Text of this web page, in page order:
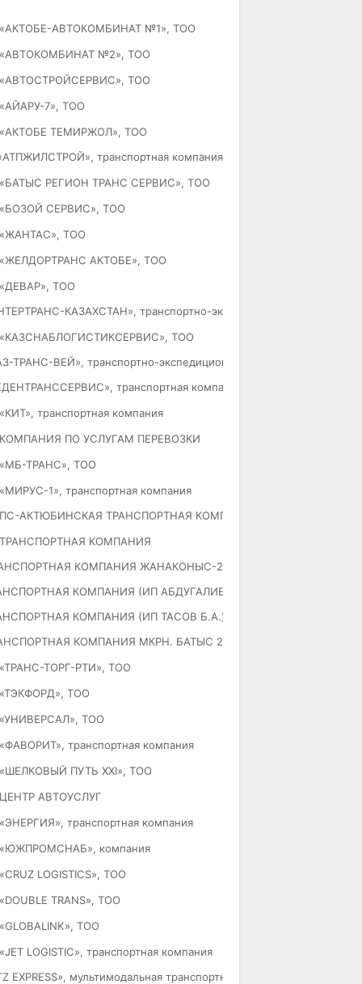
«АКТОБЕ-АВТОКОМБИНАТ №1», ТОО
«АВТОКОМБИНАТ №2», ТОО
«АВТОСТРОЙСЕРВИС», ТОО
«АЙАРУ-7», ТОО
«АКТОБЕ ТЕМИРЖОЛ», ТОО
транспортная компания
«БАТЫС РЕГИОН ТРАНС СЕРВИС», ТОО
«БОЗОЙ СЕРВИС», ТОО
«ЖАНТАС», ТОО
«ЖЕЛДОРТРАНС АКТОБЕ», ТОО
«ДЕВАР», ТОО
КАЗАХСТАН», транспортно-экспедиторская компания
«КАЗСНАБЛОГИСТИКСЕРВИС», ТОО
ТРАНС-ВЕЙ», транспортно-экспедиционная компания
транспортная компания
«КИТ», транспортная компания
КОМПАНИЯ ПО УСЛУГАМ ПЕРЕВОЗКИ
«МБ-ТРАНС», ТОО
«МИРУС-1», транспортная компания
АКТЮБИНСКАЯ ТРАНСПОРТНАЯ КОМПАНИЯ
ТРАНСПОРТНАЯ КОМПАНИЯ
КОМПАНИЯ ЖАНАКОНЫС-2
КОМПАНИЯ (ИП АБДУГАЛИЕВ)
КОМПАНИЯ (ИП ТАСОВ Б.А.)
КОМПАНИЯ МКРН. БАТЫС 2
«ТРАНС-ТОРГ-РТИ», ТОО
«ТЭКФОРД», ТОО
«УНИВЕРСАЛ», ТОО
«ФАВОРИТ», транспортная компания
«ШЕЛКОВЫЙ ПУТЬ XXI», ТОО
ЦЕНТР АВТОУСЛУГ
«ЭНЕРГИЯ», транспортная компания
«ЮЖПРОМСНАБ», компания
«CRUZ LOGISTICS», ТОО
«DOUBLE TRANS», ТОО
«GLOBALINK», ТОО
«JET LOGISTIC», транспортная компания
EXPRESS», мультимодальная транспортно-логистическая